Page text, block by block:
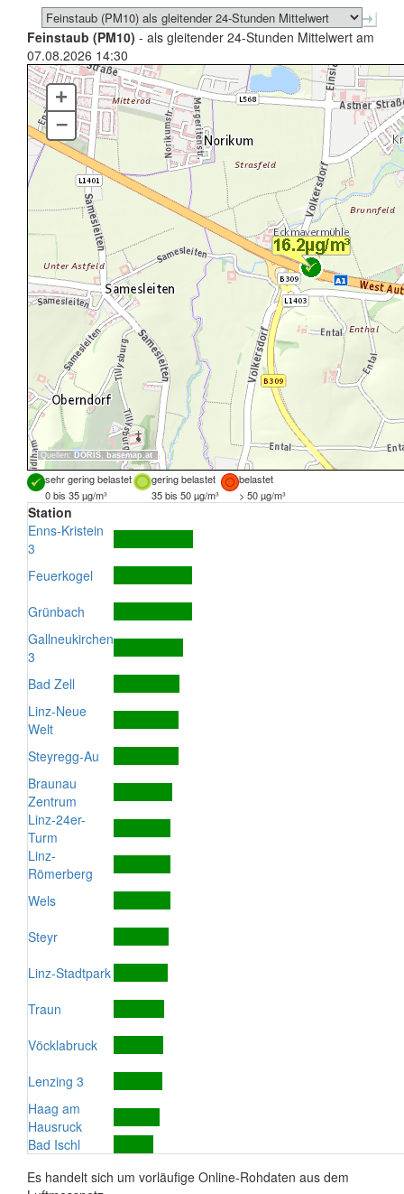
Feinstaub (PM10) - als gleitender 24-Stunden Mittelwert am
07.08.2026 14:30
Quellen: DORIS, basemap.at
+
–
sehr gering belastet gering belastet
belastet
0 bis 35 µg/m³
35 bis 50 µg/m³ > 50 µg/m³
Station
Enns-Kristein
3
Feuerkogel
Grünbach
Gallneukirchen
3
Bad Zell
Linz-Neue
Welt
Steyregg-Au
Braunau
Zentrum
Linz-24er-
Turm
Linz-
Römerberg
Wels
Steyr
Linz-Stadtpark
Traun
Vöcklabruck
Lenzing 3
Haag am
Hausruck
Bad Ischl
Es handelt sich um vorläufige Online-Rohdaten aus dem